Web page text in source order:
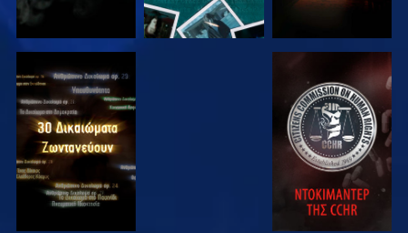
ΠΑΡΑΚΟΛΟΥΘΗΣΤΕ ΠΑΡΑΚΟΛΟΥΘΗΣΤΕ